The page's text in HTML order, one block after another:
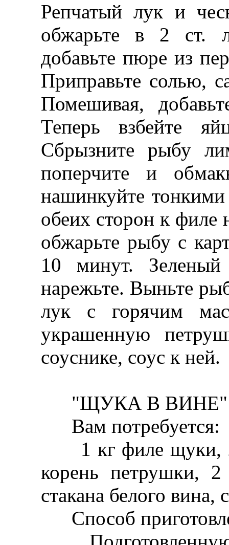
Репчатый лук и
обжарьте в 2 ст.
добавьте пюре из
Приправьте солью,
Помешивая,
Теперь взбейте
Сбрызните рыбу
поперчите и
нашинкуйте
обеих сторон к филе
обжарьте рыбу с
10 минут.
нарежьте. Выньте
лук с горячим
украшенную
соуснике, соус к ней.
"ЩУКА В ВИНЕ"
Вам потребуется:
1 кг филе щуки, 2
корень петрушки,
стакана белого вина,
Способ